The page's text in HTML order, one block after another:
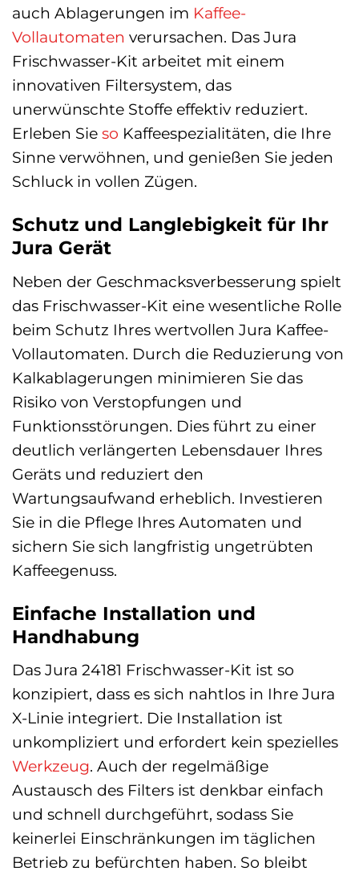
auch Ablagerungen im Kaffee-
Vollautomaten verursachen. Das Jura
Frischwasser-Kit arbeitet mit einem
innovativen Filtersystem, das
unerwünschte Stoffe effektiv reduziert.
Erleben Sie so Kaffeespezialitäten, die Ihre
Sinne verwöhnen, und genießen Sie jeden
Schluck in vollen Zügen.
Schutz und Langlebigkeit für Ihr
Jura Gerät
Neben der Geschmacksverbesserung spielt
das Frischwasser-Kit eine wesentliche Rolle
beim Schutz Ihres wertvollen Jura Kaffee-
Vollautomaten. Durch die Reduzierung von
Kalkablagerungen minimieren Sie das
Risiko von Verstopfungen und
Funktionsstörungen. Dies führt zu einer
deutlich verlängerten Lebensdauer Ihres
Geräts und reduziert den
Wartungsaufwand erheblich. Investieren
Sie in die Pflege Ihres Automaten und
sichern Sie sich langfristig ungetrübten
Kaffeegenuss.
Einfache Installation und
Handhabung
Das Jura 24181 Frischwasser-Kit ist so
konzipiert, dass es sich nahtlos in Ihre Jura
X-Linie integriert. Die Installation ist
unkompliziert und erfordert kein spezielles
Werkzeug. Auch der regelmäßige
Austausch des Filters ist denkbar einfach
und schnell durchgeführt, sodass Sie
keinerlei Einschränkungen im täglichen
Betrieb zu befürchten haben. So bleibt